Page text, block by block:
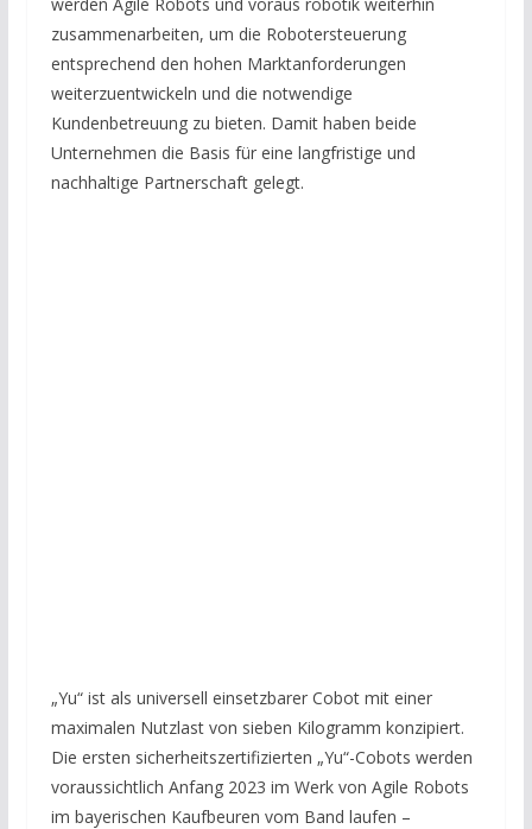
zusammenarbeiten, um die Robotersteuerung
entsprechend den hohen Marktanforderungen
weiterzuentwickeln und die notwendige
Kundenbetreuung zu bieten. Damit haben beide
Unternehmen die Basis für eine langfristige und
nachhaltige Partnerschaft gelegt.
„Yu“ ist als universell einsetzbarer Cobot mit einer
maximalen Nutzlast von sieben Kilogramm konzipiert.
Die ersten sicherheitszertifizierten „Yu“-Cobots werden
voraussichtlich Anfang 2023 im Werk von Agile Robots
im bayerischen Kaufbeuren vom Band laufen –